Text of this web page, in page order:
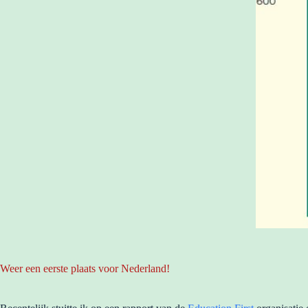
Weer een eerste plaats voor Nederland!